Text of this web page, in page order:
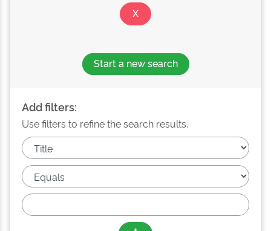
Start a new search
Add filters:
Use filters to refine the search results.